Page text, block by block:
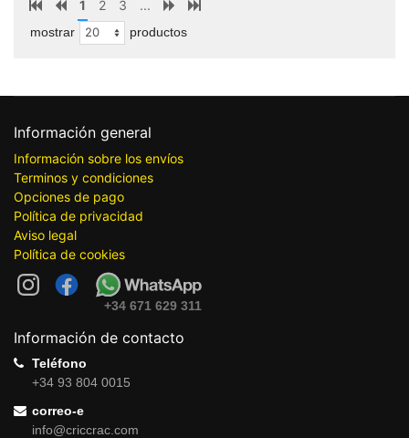
1 2 3 ...
mostrar productos
Información general
Información sobre los envíos
Terminos y condiciones
Opciones de pago
Política de privacidad
Aviso legal
Política de cookies
+34 671 629 311
Información de contacto
Teléfono
+34 93 804 0015
correo-e
info@criccrac.com